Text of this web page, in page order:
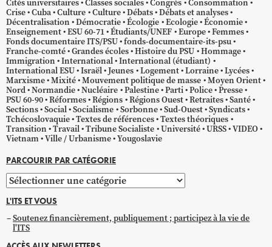
Cités universitaires Classes sociales Congrès Consommation
Crise Cuba Culture Culture Débats Débats et analyses
Décentralisation Démocratie Écologie Ecologie Économie
Enseignement ESU 60-71 Étudiants/UNEF Europe Femmes
Fonds documentaire ITS/PSU fonds-documentaire-its-psu
Franche-comté Grandes écoles Histoire du PSU Hommage
Immigration International International (étudiant)
International ESU Israël Jeunes Logement Lorraine Lycées
Marxisme Mixité Mouvement politique de masse Moyen Orient
Nord Normandie Nucléaire Palestine Parti Police Presse
PSU 60-90 Réformes Régions Régions Ouest Retraites Santé
Sections Social Socialisme Sorbonne Sud-Ouest Syndicats
Tchécoslovaquie Textes de références Textes théoriques
Transition Travail Tribune Socialiste Université URSS VIDEO
Vietnam Ville / Urbanisme Yougoslavie
PARCOURIR PAR CATÉGORIE
Parcourir
par
catégorie
L'ITS ET VOUS
Soutenez financièrement, publiquement ; participez à la vie de
l'ITS